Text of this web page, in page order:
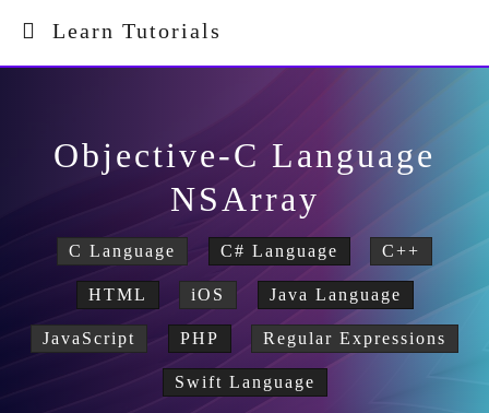
Learn Tutorials
Objective-C Language
NSArray
C Language C# Language C++
HTML iOS Java Language
JavaScript PHP Regular Expressions
Swift Language